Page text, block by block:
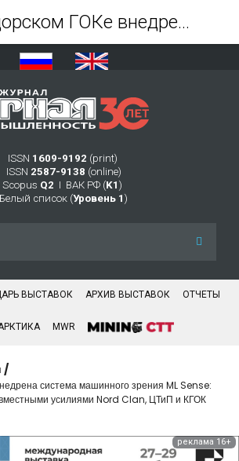
ISSN 1609-9192 (print)
ISSN 2587-9138 (online)
Scopus Q2 Ι ВАК РФ (K1 )
Белый список (Уровень 1 )
ВЫСТАВОК АРХИВ ВЫСТАВОК ОТЧЕТЫ
MWR
/
система машинного зрения ML Sense:
усилиями Nord Clan, ЦТиП и КГОК
реклама 16+
На Ковдорском ГОКе внедрена система машинного зрения ML Sense: проект реализован совместными усилиями Nord Clan, ЦТиП и КГОК - Журнал Горная промышленность